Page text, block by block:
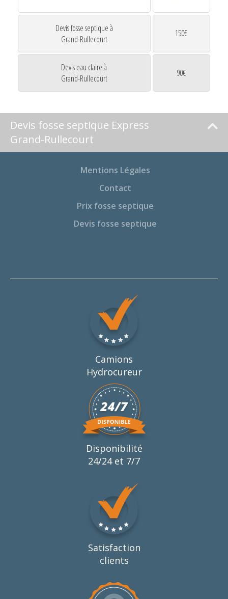
Devis fosse septique à
Grand-Rullecourt
150€
Devis eau claire à
Grand-Rullecourt
90€
Devis fosse septique Express
Grand-Rullecourt
Mentions Légales
Contact
Prix fosse septique
Devis fosse septique
Camions
Hydrocureur
Disponibilité
24/24 et 7/7
Satisfaction
clients